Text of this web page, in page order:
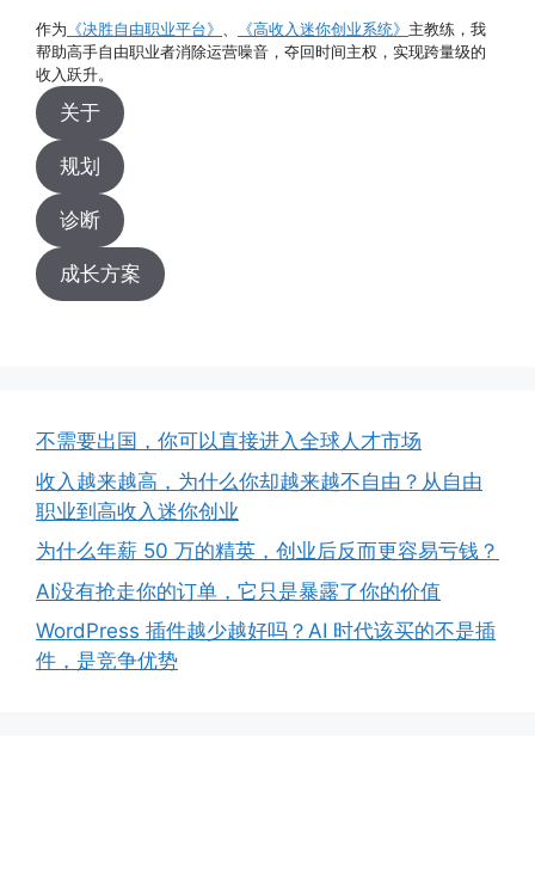
作为 《决胜自由职业平台》 《高收入迷你创业系统》 主教练，我
帮助高手自由职业者消除运营噪音，夺回时间主权，实现跨量级的
收入跃升。
关于
规划
诊断
成长方案
不需要出国，你可以直接进入全球人才市场
收入越来越高，为什么你却越来越不自由？从自由
职业到高收入迷你创业
为什么年薪 50 万的精英，创业后反而更容易亏钱？
AI没有抢走你的订单，它只是暴露了你的价值
WordPress 插件越少越好吗？AI 时代该买的不是插
件，是竞争优势